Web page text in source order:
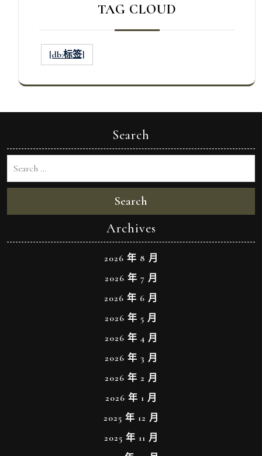
TAG CLOUD
[db:标签]
Search
Search
Archives
2026 年 8 月
2026 年 7 月
2026 年 6 月
2026 年 5 月
2026 年 4 月
2026 年 3 月
2026 年 2 月
2026 年 1 月
2025 年 12 月
2025 年 11 月